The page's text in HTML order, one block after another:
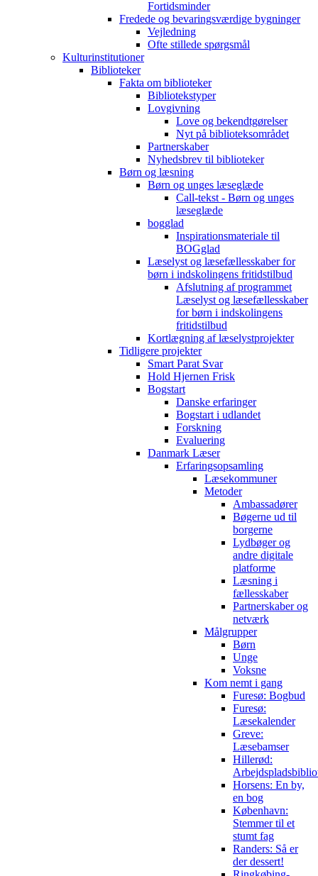
Fortidsminder
Fredede og bevaringsværdige bygninger
Vejledning
Ofte stillede spørgsmål
Kulturinstitutioner
Biblioteker
Fakta om biblioteker
Bibliotekstyper
Lovgivning
Love og bekendtgørelser
Nyt på biblioteksområdet
Partnerskaber
Nyhedsbrev til biblioteker
Børn og læsning
Børn og unges læseglæde
Call-tekst - Børn og unges
læseglæde
bogglad
Inspirationsmateriale til
BOGglad
Læselyst og læsefællesskaber for
børn i indskolingens fritidstilbud
Afslutning af programmet
Læselyst og læsefællesskaber
for børn i indskolingens
fritidstilbud
Kortlægning af læselystprojekter
Tidligere projekter
Smart Parat Svar
Hold Hjernen Frisk
Bogstart
Danske erfaringer
Bogstart i udlandet
Forskning
Evaluering
Danmark Læser
Erfaringsopsamling
Læsekommuner
Metoder
Ambassadører
Bøgerne ud til
borgerne
Lydbøger og
andre digitale
platforme
Læsning i
fællesskaber
Partnerskaber og
netværk
Målgrupper
Børn
Unge
Voksne
Kom nemt i gang
Furesø: Bogbud
Furesø:
Læsekalender
Greve:
Læsebamser
Hillerød:
Horsens: En by,
en bog
København:
Stemmer til et
stumt fag
Randers: Så er
der dessert!